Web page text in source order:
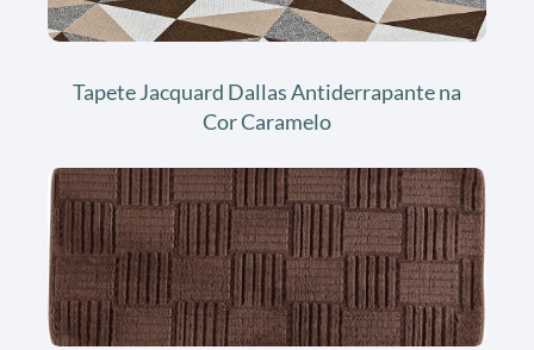
Tapete Jacquard Dallas Antiderrapante na
Cor Caramelo